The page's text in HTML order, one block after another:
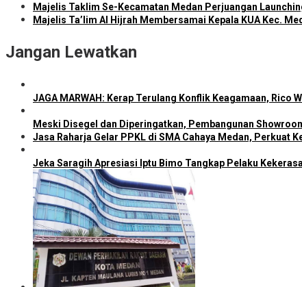
Majelis Taklim Se-Kecamatan Medan Perjuangan
Majelis Ta’lim Al Hijrah Membersamai Kepala KUA Kec.
Jangan Lewatkan
JAGA MARWAH: Kerap Terulang Konflik Keagamaan, Rico
Meski Disegel dan Diperingatkan, Pembangunan
Jasa Raharja Gelar PPKL di SMA Cahaya Medan, Perkuat
Jeka Saragih Apresiasi Iptu Bimo Tangkap Pelaku